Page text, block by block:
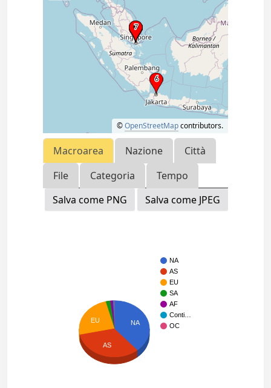
©OpenStreetMapcontributors.
Macroarea Nazione
Città
File
Categoria
Tempo
Salva come PNG
Salva come JPEG
NA
AS
EU
SA
AF
Conti…
OC
NA
EU
AS